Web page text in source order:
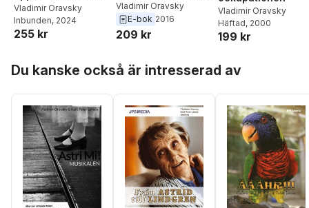
med din frånvaro?
Vladimir Oravsky
Inbunden, 2024
255 kr
ANNAT SKÄMT
Vladimir Oravsky
E-bok 2016
209 kr
Vladimir Oravsky
Häftad, 2000
199 kr
Du kanske också är intresserad av